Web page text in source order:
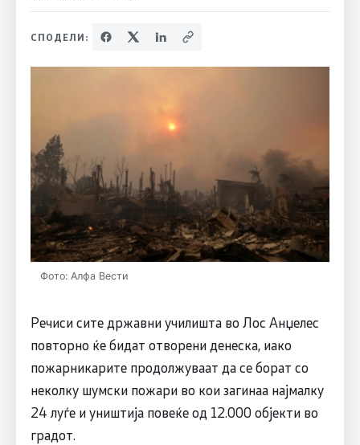
СПОДЕЛИ:
Фото: Алфа Вести
Речиси сите државни училишта во Лос Анџелес
повторно ќе бидат отворени денеска, иако
пожарникарите продолжуваат да се борат со
неколку шумски пожари во кои загинаа најмалку
24 луѓе и уништија повеќе од 12.000 објекти во
градот.